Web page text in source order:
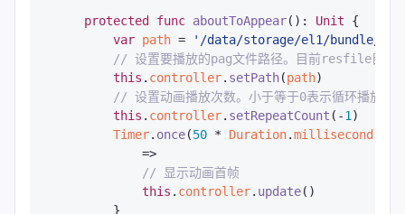
protected func aboutToAppear(): Unit {
var path =
'/data/storage/el1/bundle/
// 设置要播放的pag文件路径。目前resfile目
this . controller. setPath(path)
// 设置动画播放次数。小于等于0表示循环播放
this . controller. setRepeatCount (-1 )
Timer. once(50 * Duration.millisecond
            =>
// 显示动画首帧
this . controller. update()
        }